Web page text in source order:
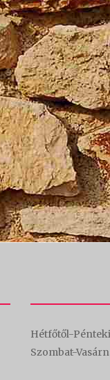
Hétfőtől-
Szombat-